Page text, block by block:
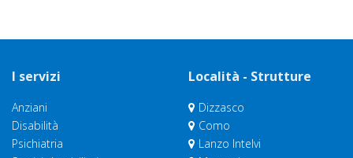
I servizi
Anziani
Disabilità
Psichiatria
Località - Strutture
Dizzasco
Como
Lanzo Intelvi